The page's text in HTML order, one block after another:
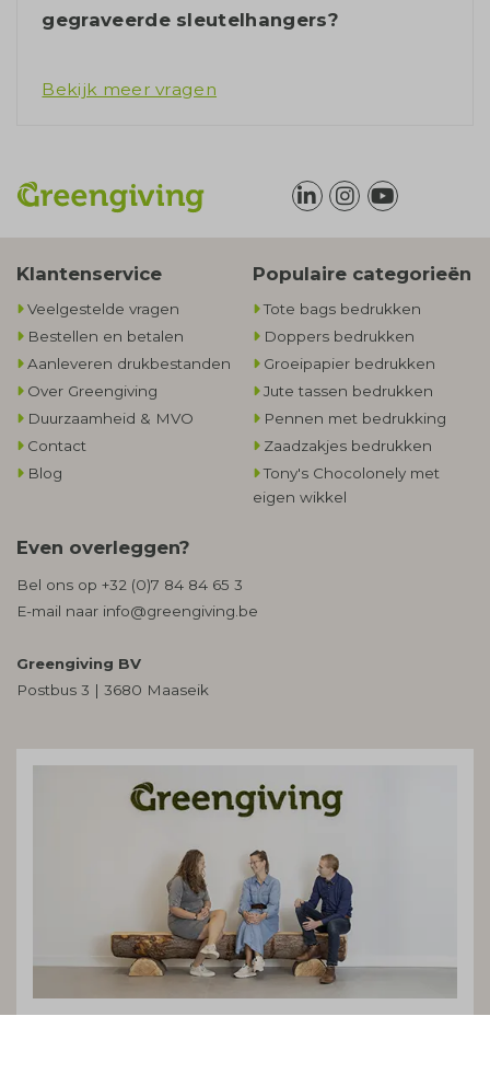
gegraveerde sleutelhangers?
Bekijk meer vragen
Klantenservice
Veelgestelde vragen
Bestellen en betalen
Aanleveren drukbestanden
Over Greengiving
Duurzaamheid & MVO
Contact
Blog
Populaire categorieën
Tote bags bedrukken
Doppers bedrukken
Groeipapier bedrukken
Jute tassen bedrukken
Pennen met bedrukking
Zaadzakjes bedrukken
Tony's Chocolonely met
eigen wikkel
Even overleggen?
Bel ons op +32 (0)7 84 84 65 3
E-mail naar info@greengiving.be
Greengiving BV
Postbus 3 | 3680 Maaseik